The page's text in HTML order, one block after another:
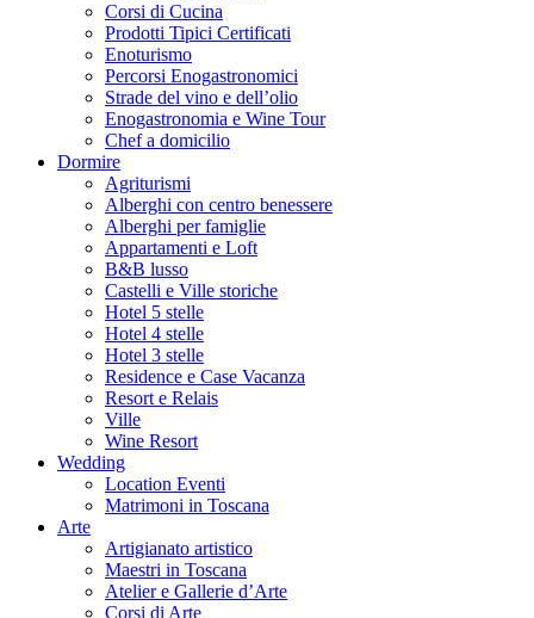
Corsi di Cucina
Prodotti Tipici Certificati
Enoturismo
Percorsi Enogastronomici
Strade del vino e dell’olio
Enogastronomia e Wine Tour
Chef a domicilio
Dormire
Agriturismi
Alberghi con centro benessere
Alberghi per famiglie
Appartamenti e Loft
B&B lusso
Castelli e Ville storiche
Hotel 5 stelle
Hotel 4 stelle
Hotel 3 stelle
Residence e Case Vacanza
Resort e Relais
Ville
Wine Resort
Wedding
Location Eventi
Matrimoni in Toscana
Arte
Artigianato artistico
Maestri in Toscana
Atelier e Gallerie d’Arte
Corsi di Arte